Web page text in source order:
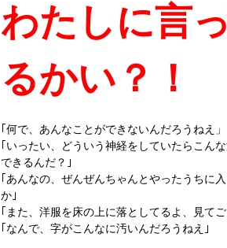
わたしに言
るかい？！
｢何で、あんなことができないんだろうねえ」
｢いったい、どういう神経をしていたらこん
できるんだ？｣
｢あんなの、ぜんぜんちゃんとやったうちに
か｣
｢また、洋服を床の上に落としてるよ、見て
｢なんで、字がこんなに汚いんだろうねえ｣